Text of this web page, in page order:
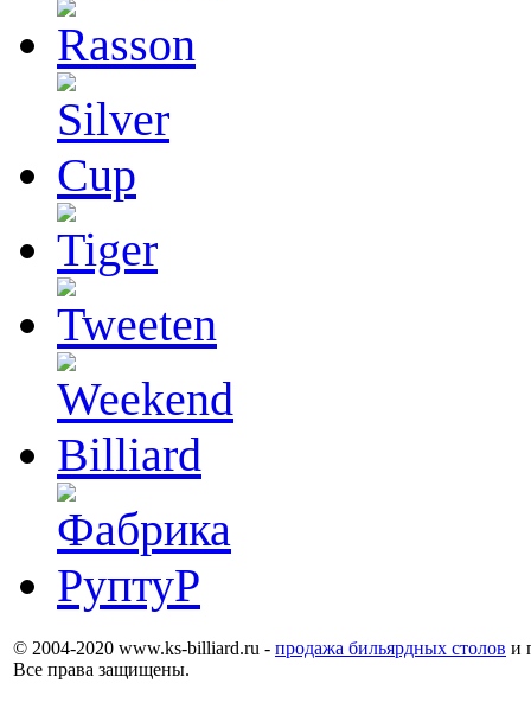
© 2004-2020 www.ks-billiard.ru - продажа бильярдных столов и
Все права защищены.